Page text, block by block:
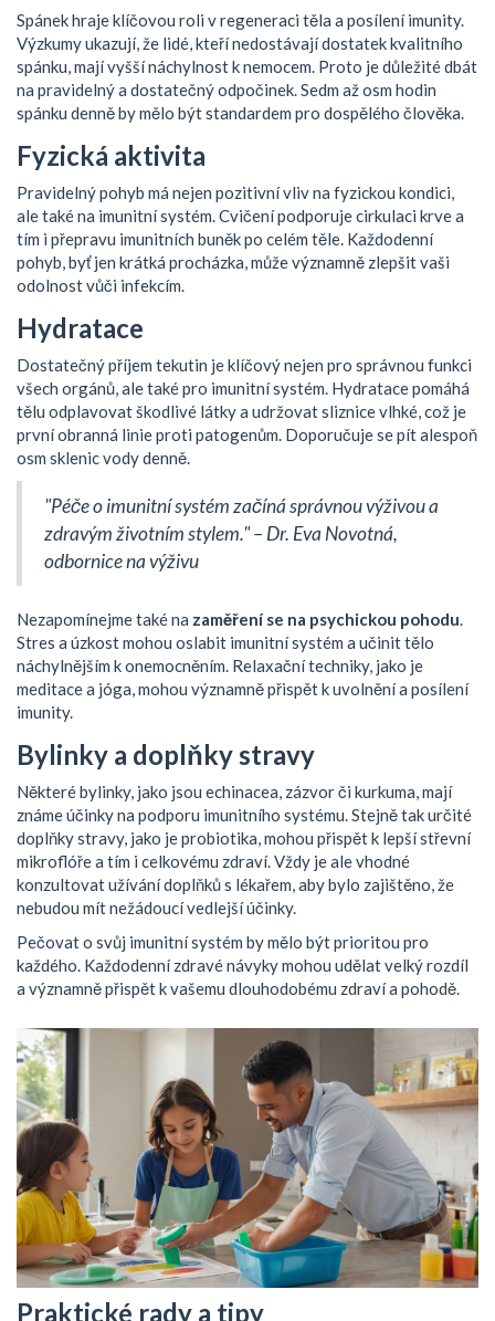
Spánek hraje klíčovou roli v regeneraci těla a posílení imunity.
Výzkumy ukazují, že lidé, kteří nedostávají dostatek kvalitního
spánku, mají vyšší náchylnost k nemocem. Proto je důležité dbát
na pravidelný a dostatečný odpočinek. Sedm až osm hodin
spánku denně by mělo být standardem pro dospělého člověka.
Fyzická aktivita
Pravidelný pohyb má nejen pozitivní vliv na fyzickou kondici,
ale také na imunitní systém. Cvičení podporuje cirkulaci krve a
tím i přepravu imunitních buněk po celém těle. Každodenní
pohyb, byť jen krátká procházka, může významně zlepšit vaši
odolnost vůči infekcím.
Hydratace
Dostatečný příjem tekutin je klíčový nejen pro správnou funkci
všech orgánů, ale také pro imunitní systém. Hydratace pomáhá
tělu odplavovat škodlivé látky a udržovat sliznice vlhké, což je
první obranná linie proti patogenům. Doporučuje se pít alespoň
osm sklenic vody denně.
"Péče o imunitní systém začíná správnou výživou a
zdravým životním stylem." – Dr. Eva Novotná,
odbornice na výživu
Nezapomínejme také na zaměření se na psychickou pohodu.
Stres a úzkost mohou oslabit imunitní systém a učinit tělo
náchylnějším k onemocněním. Relaxační techniky, jako je
meditace a jóga, mohou významně přispět k uvolnění a posílení
imunity.
Bylinky a doplňky stravy
Některé bylinky, jako jsou echinacea, zázvor či kurkuma, mají
známe účinky na podporu imunitního systému. Stejně tak určité
doplňky stravy, jako je probiotika, mohou přispět k lepší střevní
mikroflóře a tím i celkovému zdraví. Vždy je ale vhodné
konzultovat užívání doplňků s lékařem, aby bylo zajištěno, že
nebudou mít nežádoucí vedlejší účinky.
Pečovat o svůj imunitní systém by mělo být prioritou pro
každého. Každodenní zdravé návyky mohou udělat velký rozdíl
a významně přispět k vašemu dlouhodobému zdraví a pohodě.
Praktické rady a tipy